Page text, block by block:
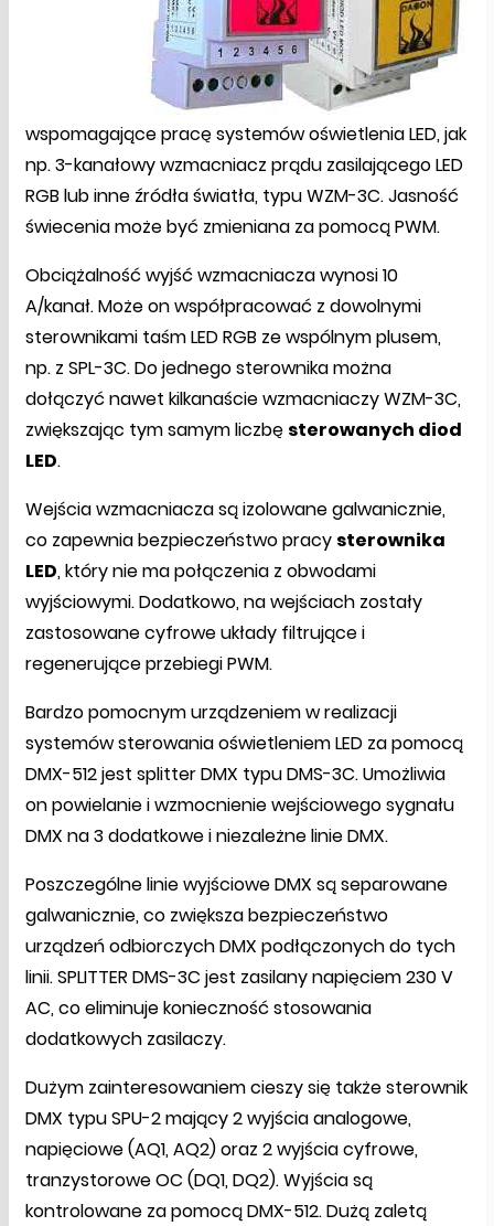
wspomagające pracę systemów oświetlenia LED, jak
np. 3-kanałowy wzmacniacz prądu zasilającego LED
RGB lub inne źródła światła, typu WZM-3C. Jasność
świecenia może być zmieniana za pomocą PWM.
Obciążalność wyjść wzmacniacza wynosi 10
A/kanał. Może on współpracować z dowolnymi
sterownikami taśm LED RGB ze wspólnym plusem,
np. z SPL-3C. Do jednego sterownika można
dołączyć nawet kilkanaście wzmacniaczy WZM-3C,
zwiększając tym samym liczbę sterowanych diod
LED.
Wejścia wzmacniacza są izolowane galwanicznie,
co zapewnia bezpieczeństwo pracy sterownika
LED, który nie ma połączenia z obwodami
wyjściowymi. Dodatkowo, na wejściach zostały
zastosowane cyfrowe układy filtrujące i
regenerujące przebiegi PWM.
Bardzo pomocnym urządzeniem w realizacji
systemów sterowania oświetleniem LED za pomocą
DMX-512 jest splitter DMX typu DMS-3C. Umożliwia
on powielanie i wzmocnienie wejściowego sygnału
DMX na 3 dodatkowe i niezależne linie DMX.
Poszczególne linie wyjściowe DMX są separowane
galwanicznie, co zwiększa bezpieczeństwo
urządzeń odbiorczych DMX podłączonych do tych
linii. SPLITTER DMS-3C jest zasilany napięciem 230 V
AC, co eliminuje konieczność stosowania
dodatkowych zasilaczy.
Dużym zainteresowaniem cieszy się także sterownik
DMX typu SPU-2 mający 2 wyjścia analogowe,
napięciowe (AQ1, AQ2) oraz 2 wyjścia cyfrowe,
tranzystorowe OC (DQ1, DQ2). Wyjścia są
kontrolowane za pomocą DMX-512. Dużą zaletą